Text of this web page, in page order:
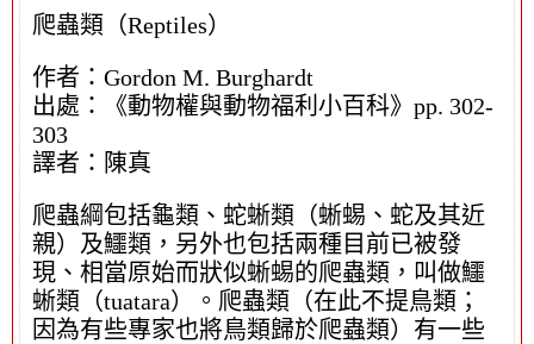
爬蟲類（Reptiles）
作者：Gordon M. Burghardt
出處：《動物權與動物福利小百科》pp. 302-
303
譯者：陳真
爬蟲綱包括龜類、蛇蜥類（蜥蜴、蛇及其近
親）及鱷類，另外也包括兩種目前已被發
現、相當原始而狀似蜥蜴的爬蟲類，叫做鱷
蜥類（tuatara）。爬蟲類（在此不提鳥類；
因為有些專家也將鳥類歸於爬蟲類）有一些